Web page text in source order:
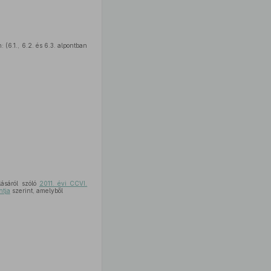
(6.1., 6.2. és 6.3. alpontban
szóló 2011. évi CCVI.
szerint, amelyből